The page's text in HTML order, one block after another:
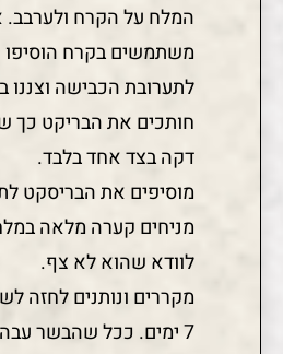
המלח על הקרח ולערבב.
משתמשים בקרח הוסיפו
לתערובת הכבישה
חותכים את הבריקט כך
דקה בצד אחד בלבד.
מוסיפים את הבריסקט
מניחים קערה מלאה
לוודא שהוא לא צף.
7 ימים. ככל שהבשר